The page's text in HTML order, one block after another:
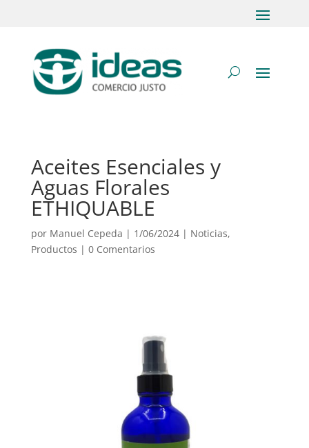
Aceites Esenciales y
Aguas Florales
ETHIQUABLE
por Manuel Cepeda | 1/06/2024 | Noticias,
Productos | 0 Comentarios